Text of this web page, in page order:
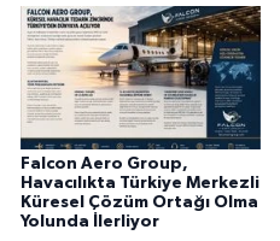
Falcon Aero Group,
Havacılıkta Türkiye Merkezli
Küresel Çözüm Ortağı Olma
Yolunda İlerliyor